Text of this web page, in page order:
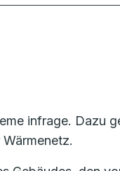
infrage. Dazu